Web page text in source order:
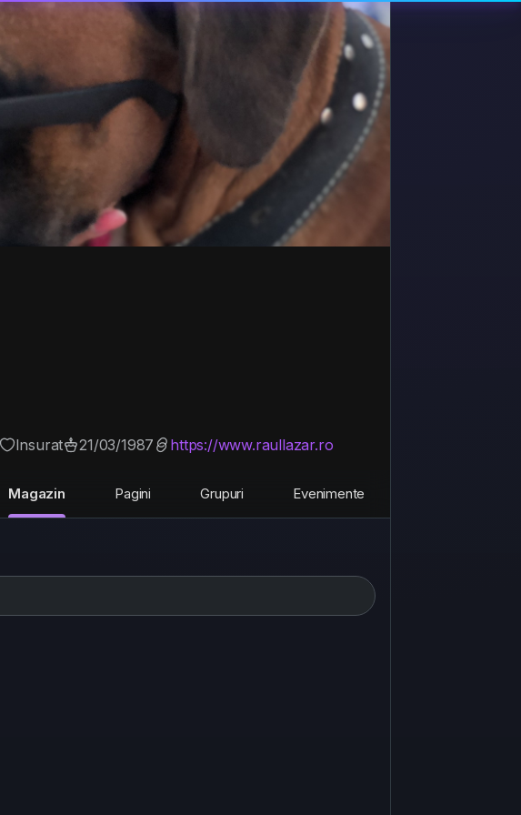
Insurat 21/03/1987 https://www.raullazar.ro
Magazin Pagini Grupuri Evenimente